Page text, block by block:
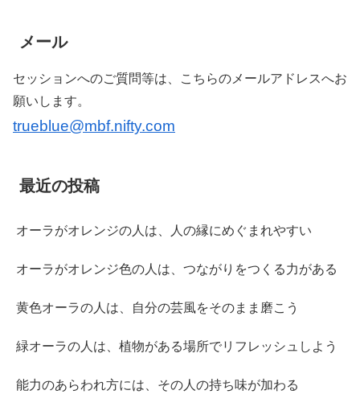
メール
セッションへのご質問等は、こちらのメールアドレスへお
願いします。
trueblue@mbf.nifty.com
最近の投稿
オーラがオレンジの人は、人の縁にめぐまれやすい
オーラがオレンジ色の人は、つながりをつくる力がある
黄色オーラの人は、自分の芸風をそのまま磨こう
緑オーラの人は、植物がある場所でリフレッシュしよう
能力のあらわれ方には、その人の持ち味が加わる